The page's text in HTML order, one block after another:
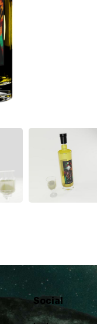
Social